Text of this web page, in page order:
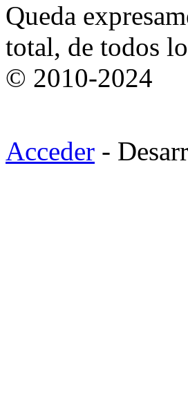
Queda
total, de todos
© 2010-2024
Acceder -